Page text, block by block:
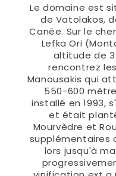
Le domaine est
de Vatolakos,
Canée. Sur le
Lefka Ori
altitude de
rencontrez
Manousakis qui
550-600
installé en 1993,
et était
Mourvèdre et
supplémentaires
lors jusqu'à